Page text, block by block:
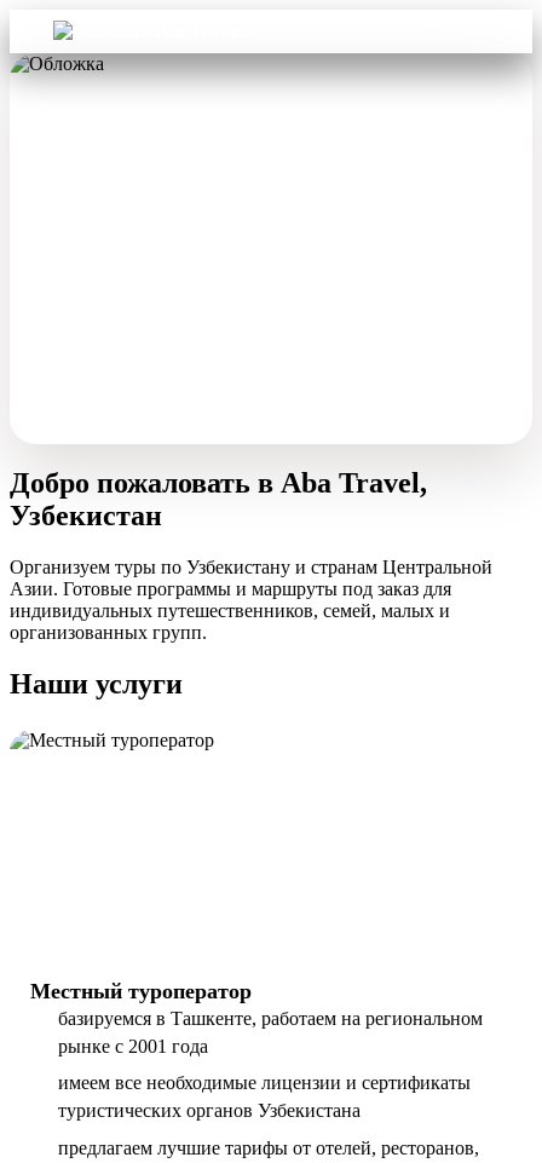
Добро пожаловать в Aba Travel,
Узбекистан
Организуем туры по Узбекистану и странам Центральной
Азии. Готовые программы и маршруты под заказ для
индивидуальных путешественников, семей, малых и
организованных групп.
Наши услуги
Местный туроператор
базируемся в Ташкенте, работаем на региональном
рынке с 2001 года
имеем все необходимые лицензии и сертификаты
туристических органов Узбекистана
предлагаем лучшие тарифы от отелей, ресторанов,